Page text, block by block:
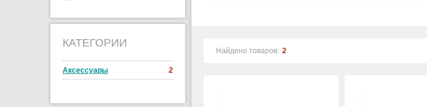
КАТЕГОРИИ
2
Аксессуары
Найдено товаров: 2